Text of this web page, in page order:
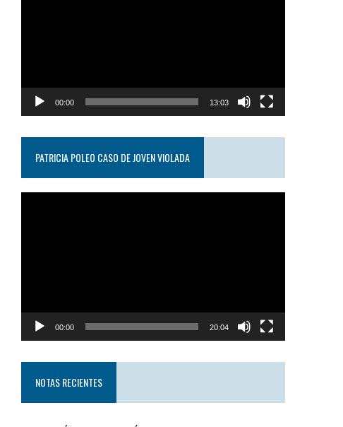
00:00 13:03
PATRICIA POLEO CASO DE JOVEN VIOLADA
00:00 20:04
NOTAS RECIENTES